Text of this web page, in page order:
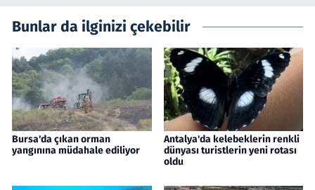
Bunlar da ilginizi çekebilir
Bursa'da çıkan orman
yangınına müdahale ediliyor
Antalya'da kelebeklerin renkli
dünyası turistlerin yeni rotası
oldu